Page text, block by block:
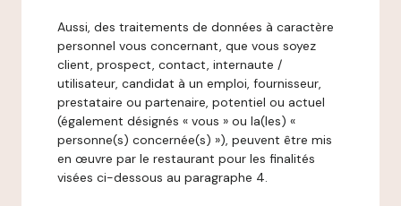
Aussi, des traitements de données à caractère
personnel vous concernant, que vous soyez
client, prospect, contact, internaute /
utilisateur, candidat à un emploi, fournisseur,
prestataire ou partenaire, potentiel ou actuel
(également désignés « vous » ou la(les) «
personne(s) concernée(s) »), peuvent être mis
en œuvre par le restaurant pour les finalités
visées ci-dessous au paragraphe 4.